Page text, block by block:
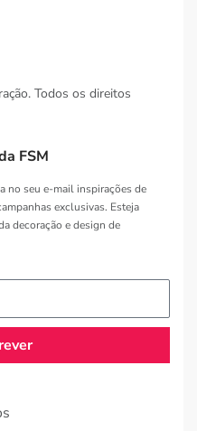
Todos os direitos
FSM
no seu e-mail inspirações de
exclusivas. Esteja
decoração e design de